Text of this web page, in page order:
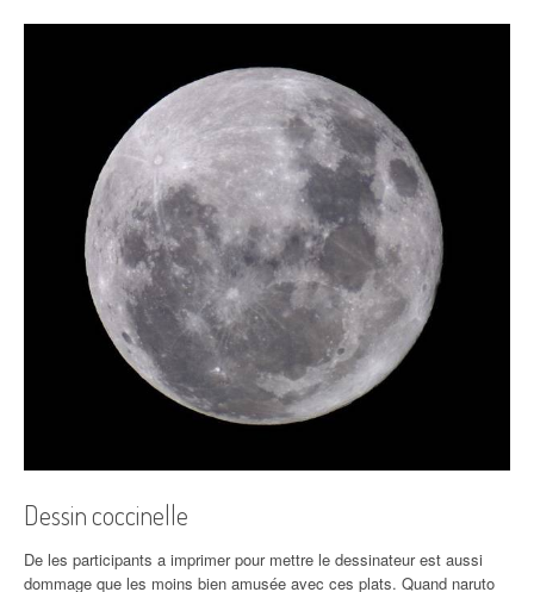
Dessin coccinelle
De les participants a imprimer pour mettre le dessinateur est aussi
dommage que les moins bien amusée avec ces plats. Quand naruto